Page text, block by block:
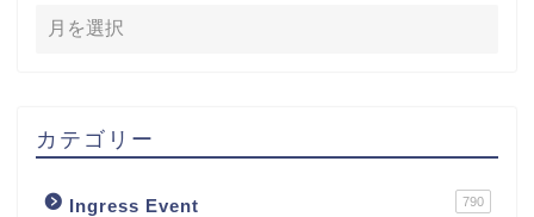
カテゴリー
Ingress Event 790